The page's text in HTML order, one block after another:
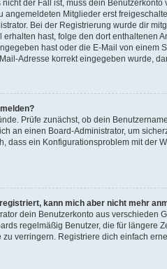
der Fall ist, muss dein
angemeldeten Mitglieder erst
Bei der Registrierung wurde dir
hast, folge den dort enthaltenen
hast oder die E-Mail von einem
Adresse korrekt eingegeben wurde,
Prüfe zunächst, ob dein
an einen Board-Administrator, um
dass ein Konfigurationsproblem mit der
kann mich aber nicht mehr
dein Benutzerkonto aus verschieden
regelmäßig Benutzer, die für längere
verringern. Registriere dich einfach